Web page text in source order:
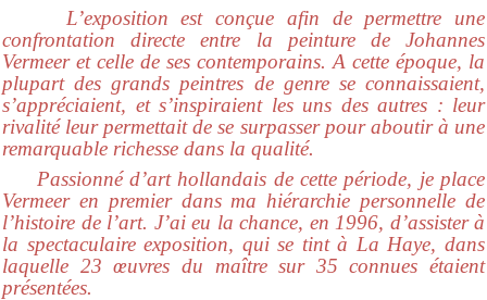
L’exposition est conçue afin de permettre une
confrontation directe entre la peinture de Johannes
Vermeer et celle de ses contemporains. A cette époque, la
plupart des grands peintres de genre se connaissaient,
s’appréciaient, et s’inspiraient les uns des autres : leur
rivalité leur permettait de se surpasser pour aboutir à une
remarquable richesse dans la qualité.
Passionné d’art hollandais de cette période, je place
Vermeer en premier dans ma hiérarchie personnelle de
l’histoire de l’art. J’ai eu la chance, en 1996, d’assister à
la spectaculaire exposition, qui se tint à La Haye, dans
laquelle 23 œuvres du maître sur 35 connues étaient
présentées.